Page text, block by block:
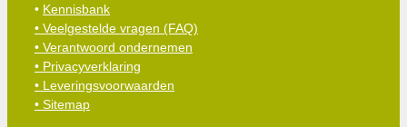
• Kennisbank
• Veelgestelde vragen (FAQ)
• Verantwoord ondernemen
• Privacyverklaring
• Leveringsvoorwaarden
• Sitemap